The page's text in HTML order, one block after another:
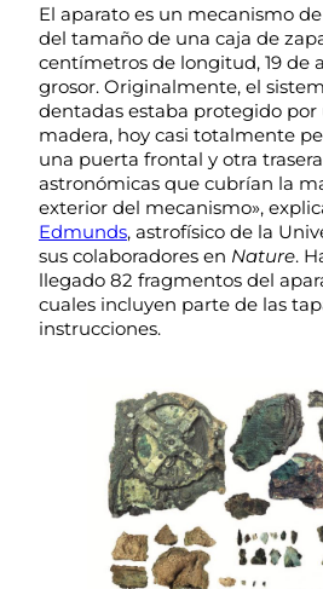
El aparato es un mecanismo
del tamaño de una caja de
centímetros de longitud, 19 de
grosor. Originalmente, el
dentadas estaba protegido por
madera, hoy casi totalmente
una puerta frontal y otra
astronómicas que cubrían la
exterior del mecanismo»,
Edmunds, astrofísico de la
sus colaboradores en Nature.
llegado 82 fragmentos del
cuales incluyen parte de las
instrucciones.